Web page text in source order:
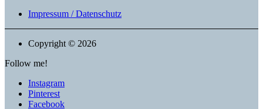
Impressum / Datenschutz
Copyright © 2026
Follow me!
Instagram
Pinterest
Facebook